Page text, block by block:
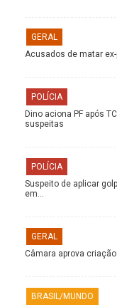
GERAL
Acusados de matar
POLÍCIA
Dino aciona PF após
suspeitas
POLÍCIA
Suspeito de aplicar
em…
GERAL
Câmara aprova
BRASIL/MUNDO